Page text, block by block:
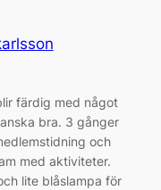
färdig med något
bra. 3 gånger
och
med aktiviteter.
lite blåslampa för